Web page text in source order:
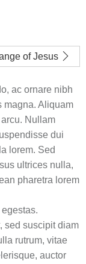
of Jesus
ac ornare nibh
magna. Aliquam
Nullam
dui
lorem. Sed
ultrices nulla,
pharetra lorem
sed suscipit diam
rutrum, vitae
auctor